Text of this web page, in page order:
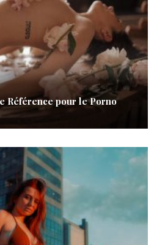
Référence pour le Porno